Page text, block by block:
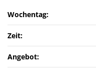
Wochentag:
Zeit:
Angebot: